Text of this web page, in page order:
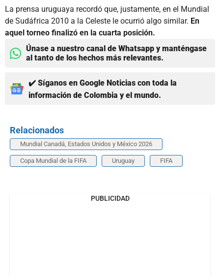
La prensa uruguaya recordó que, justamente, en el Mundial
de Sudáfrica 2010 a la Celeste le ocurrió algo similar. En
aquel torneo finalizó en la cuarta posición.
Únase a nuestro canal de Whatsapp y manténgase
al tanto de los hechos más relevantes.
✔️ Síganos en Google Noticias con toda la
información de Colombia y el mundo.
Relacionados
Mundial Canadá, Estados Unidos y México 2026
Copa Mundial de la FIFA Uruguay FIFA
PUBLICIDAD